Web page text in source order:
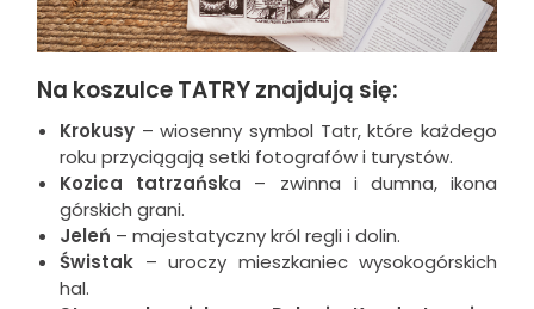
Na koszulce TATRY znajdują się:
Krokusy – wiosenny symbol Tatr, które każdego
roku przyciągają setki fotografów i turystów.
Kozica tatrzańska – zwinna i dumna, ikona
górskich grani.
Jeleń – majestatyczny król regli i dolin.
Świstak – uroczy mieszkaniec wysokogórskich
hal.